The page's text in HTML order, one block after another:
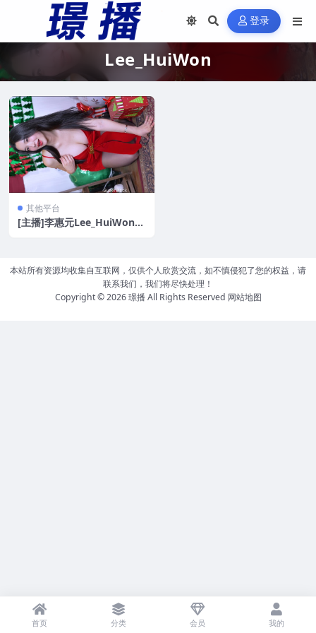
登录
Lee_HuiWon
其他平台
[主播]李惠元Lee_HuiWon
本站所有资源均收集自互联网，仅供个人欣赏交流，如不慎侵犯了您的权益，请
联系我们，我们将尽快处理！
Copyright © 2026璟播All Rights Reserved 网站地图
首页 分类 会员 我的